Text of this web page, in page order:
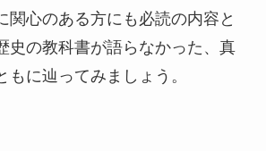
関心のある方にも必読の内容と
史の教科書が語らなかった、真
もに辿ってみましょう。